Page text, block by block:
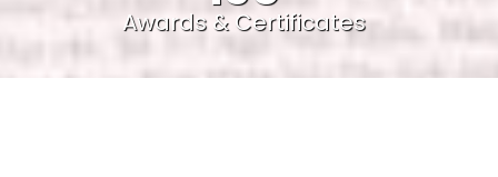
Awards & Certificates